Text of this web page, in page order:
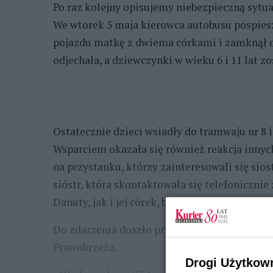
Po raz kolejny opisujemy niebezpieczną
We wtorek 5 maja kierowca autobusu
pojazdu matkę z dwiema córkami i zamknął
odjechała, a dziewczynki w wieku 6 i 11 lat
Ostatecznie dzieci wsiadły do tramwaju nr 8
Wsparciem okazała się również reakcja
na przystanku, którzy zainteresowali się
sióstr, która skontaktowała się telefonicznie
Danuty, jak i jej córek, bardzo stresująca.
Do zdarzenia doszło przed godziną 8 na
Prawobrzeża.
Drogi